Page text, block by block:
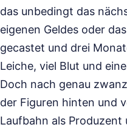
das unbedingt das
eigenen Geldes oder
gecastet und drei
Leiche, viel Blut und
Doch nach genau
der Figuren hinten und
Laufbahn als